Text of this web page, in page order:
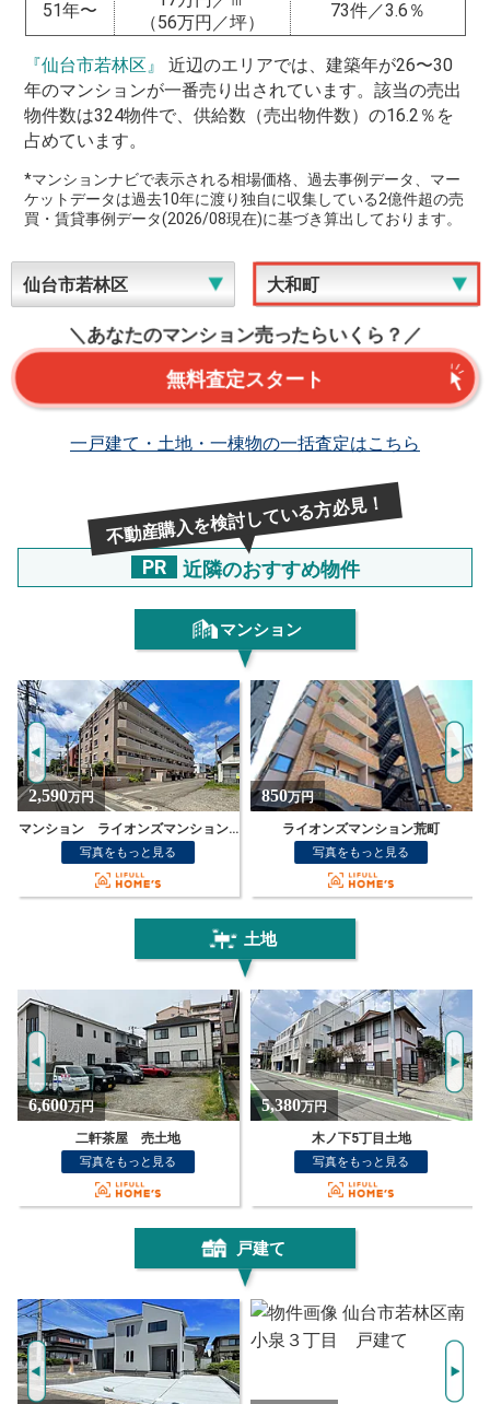
51年〜
（56万円／坪）
73件／3.6％
『仙台市若林区』
近辺のエリアでは、建築年が26〜30
年のマンションが一番売り出されています。該当の売出
物件数は324物件で、供給数（売出物件数）の16.2％を
占めています。
*マンションナビで表示される相場価格、過去事例データ、マー
ケットデータは過去10年に渡り独自に収集している2億件超の売
買・賃貸事例データ(2026/08現在)に基づき算出しております。
＼あなたのマンション売ったらいくら？／
無料査定スタート
一戸建て・土地・一棟物の一括査定はこちら
不動産購入を検討している方必見！
PR 近隣のおすすめ物件
マンション
850万円
ライオンズマンション荒町
写真をもっと見る
6,450万円
ライオンズ仙台五橋
写真をもっと見る
土地
5,380万円
木ノ下5丁目土地
写真をもっと見る
2,280万円
仙台市若林区沖野3丁目 売土地
写真をもっと見る
戸建て